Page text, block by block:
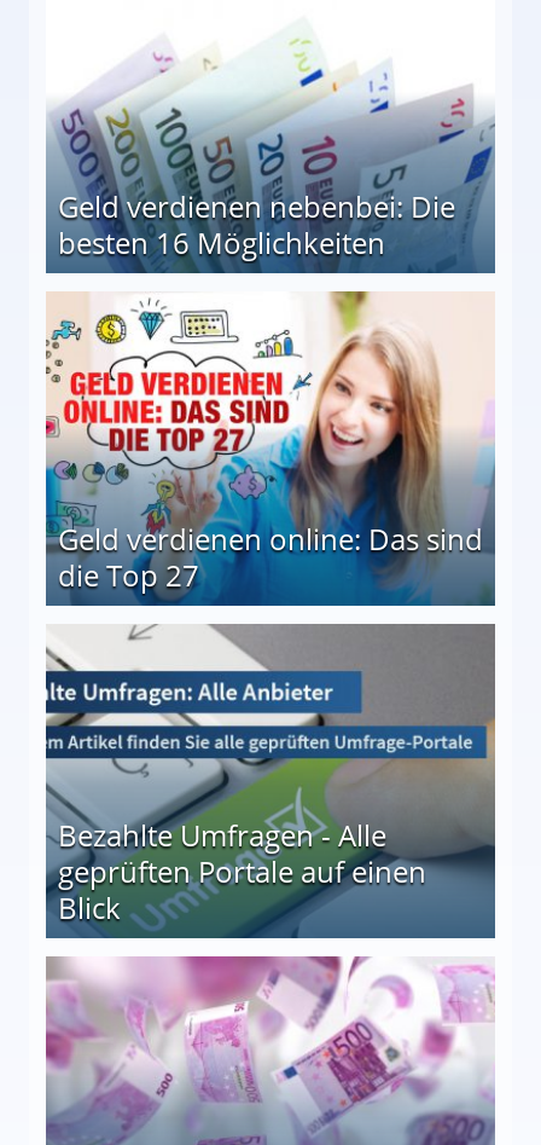
Geld verdienen nebenbei: Die
besten 16 Möglichkeiten
Geld verdienen online: Das sind
die Top 27
Bezahlte Umfragen - Alle
geprüften Portale auf einen
Blick
auf einen Blick